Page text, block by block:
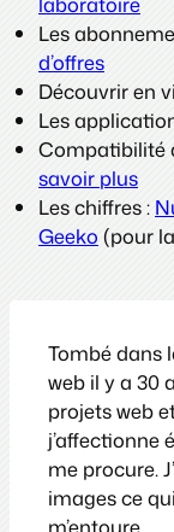
Les
d’offres
Découvrir en
Les
Compatibilité
savoir plus
Les chiffres :
Geeko (pour
Tombé dans
web il y a 30
projets web
j’affectionne
me procure.
images ce
m’entoure.